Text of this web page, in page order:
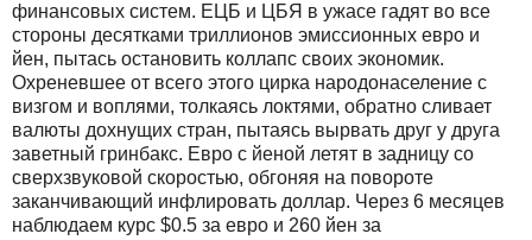
финансовых систем. ЕЦБ и ЦБЯ в ужасе гадят во все
стороны десятками триллионов эмиссионных евро и
йен, пытась остановить коллапс своих экономик.
Охреневшее от всего этого цирка народонаселение с
визгом и воплями, толкаясь локтями, обратно сливает
валюты дохнущих стран, пытаясь вырвать друг у друга
заветный гринбакс. Евро с йеной летят в задницу со
сверхзвуковой скоростью, обгоняя на повороте
заканчивающий инфлировать доллар. Через 6 месяцев
наблюдаем курс $0.5 за евро и 260 йен за